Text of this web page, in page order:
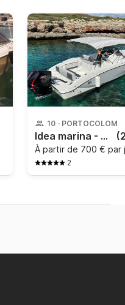
10 · PORTOCOLOM
Idea marina - 70.2
À partir de 700 € par
2